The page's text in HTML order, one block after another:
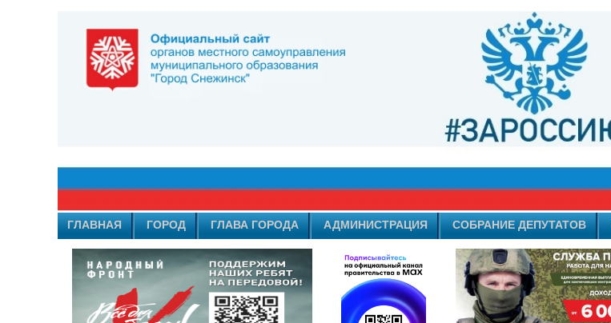
ГЛАВНАЯ ГОРОД ГЛАВА ГОРОДА АДМИНИСТРАЦИЯ СОБРАНИЕ ДЕПУТАТОВ